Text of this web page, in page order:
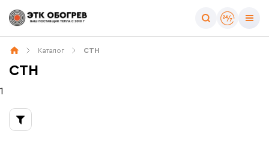
Каталог СТН
СТН
1
Тип товара
Все товары бренда
Греющий кабель